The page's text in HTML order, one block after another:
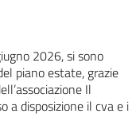
2026, si sono
piano estate, grazie
Il
a disposizione il cva e i